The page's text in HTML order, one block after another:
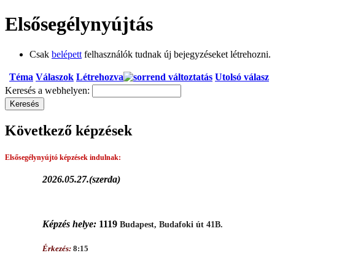
Elsősegélynyújtás
Csak belépett felhasználók tudnak új bejegyzéseket létrehozni.
Téma Válaszok Létrehozva
Utolsó válasz
Keresés a webhelyen:
Következő képzések
Elsősegélynyújtó képzések indulnak:
2026.05.27.(szerda)
Képzés helye: 1119Budapest, Budafoki út 41B.
Érkezés:8:15